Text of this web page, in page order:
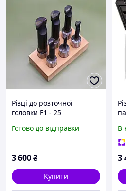
Різці до розточної
головки F1 - 25
Готово до відправки
3 600₴
Купити
В
3